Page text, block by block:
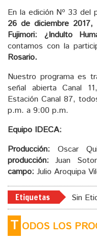
En la edición Nº 33 del
26 de diciembre 2017,
Fujimori: ¿Indulto
contamos con la
Rosario.
Nuestro programa es
señal abierta Canal
Estación Canal 87,
p.m. a 9:00 p.m.
Equipo IDECA:
Producción: Oscar
producción: Juan
campo: Julio Aroquipa
Etiquetas Sin
T ODOS LOS